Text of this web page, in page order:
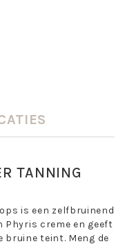
TANNING
is een zelfbruinend
Phyris creme en geeft
bruine teint. Meng de